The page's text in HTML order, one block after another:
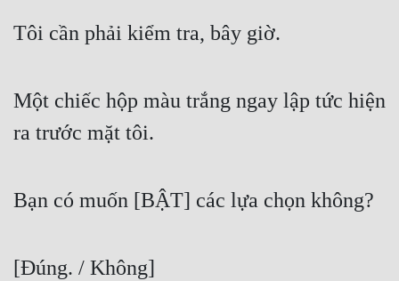
Tôi cần phải kiểm tra, bây giờ.
Một chiếc hộp màu trắng ngay lập tức hiện
ra trước mặt tôi.
Bạn có muốn [BẬT] các lựa chọn không?
[Đúng. / Không]